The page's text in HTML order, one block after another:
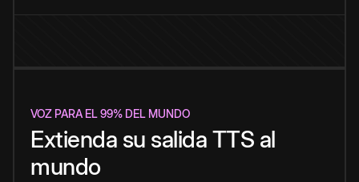
VOZ PARA EL 99% DEL MUNDO
Extienda su salida TTS al
mundo